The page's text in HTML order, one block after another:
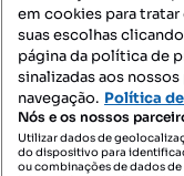
em cookies para tratar
suas escolhas
página da política de
sinalizadas aos
navegação. Política
Nós e os nossos
Utilizar dados de
do dispositivo para
ou combinações de dados